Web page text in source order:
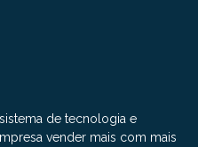
de tecnologia e
vender mais com mais